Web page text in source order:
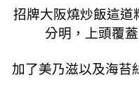
招牌大阪燒炒飯這道
分明，上頭覆
加了美乃滋以及海苔